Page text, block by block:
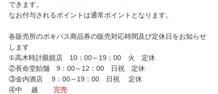
できます。
なお付与されるポイントは通常ポイントとなります。
各販売所のポキパス商品券の販売対応時間及び定休日をお知らせ
します
①高木時計眼鏡店 10：00～19：00 火 定休
②長命堂飴舗 9：00～12：00 日祝 定休
③金内酒店 9：00～19：00 日祝 定休
④中 越 完売